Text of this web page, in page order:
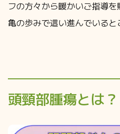
フの方々から暖かいご指導
亀の歩みで這い進んでいると
頭頸部腫瘍とは？